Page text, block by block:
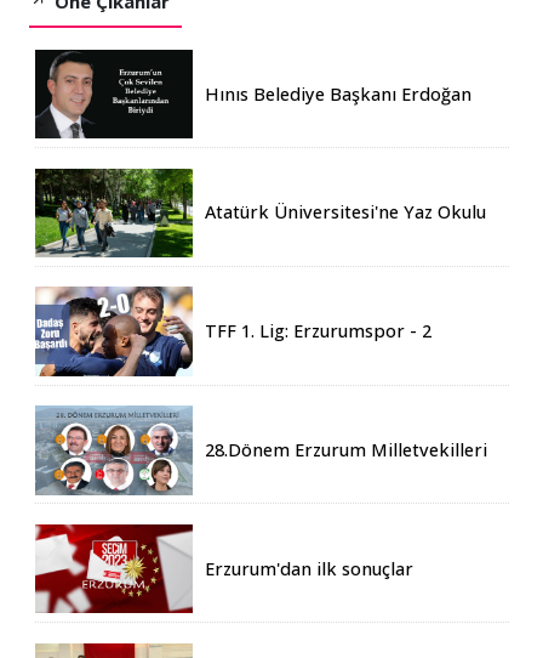
Hınıs Belediye Başkanı Erdoğan
Atatürk Üniversitesi'ne Yaz Okulu
TFF 1. Lig: Erzurumspor - 2
28.Dönem Erzurum Milletvekilleri
Erzurum'dan ilk sonuçlar